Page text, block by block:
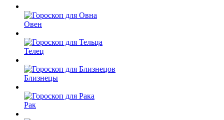
Овен
Телец
Близнецы
Рак